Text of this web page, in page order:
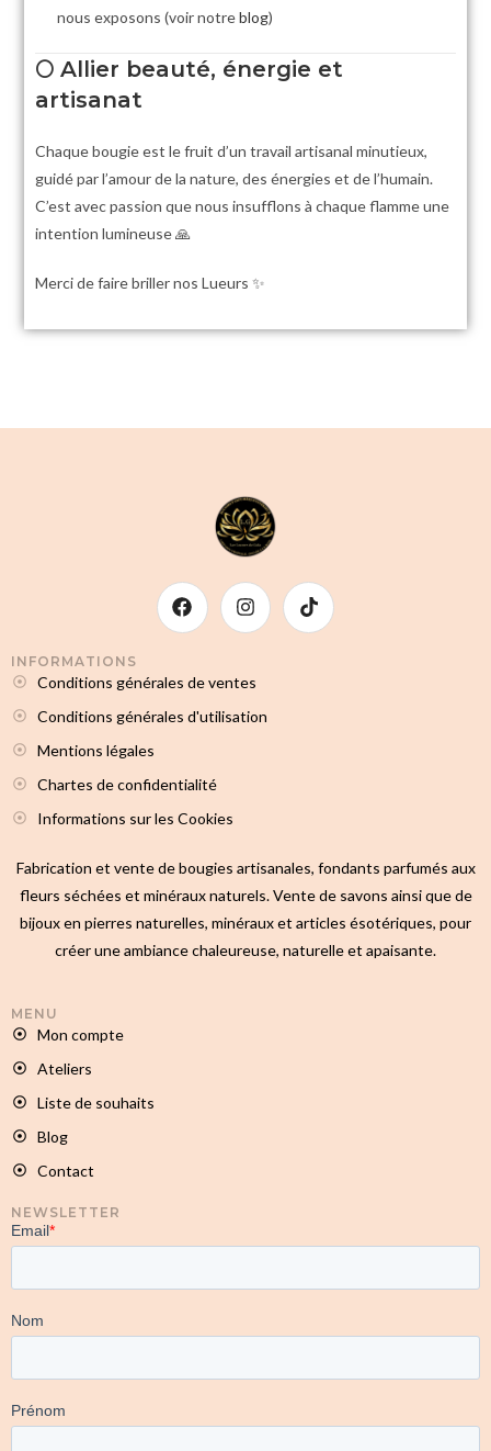
nous exposons (voir notreblog)
🌕Allier beauté, énergie et
artisanat
Chaque bougie est le fruit d’un travail artisanal minutieux,
guidé par l’amour de la nature, des énergies et de l’humain.
C’est avec passion que nous insufflons à chaque flamme une
intention lumineuse 🙏
Merci de faire briller nos Lueurs ✨
INFORMATIONS
Conditions générales de ventes
Conditions générales d'utilisation
Mentions légales
Chartes de confidentialité
Informations sur les Cookies
Fabrication et vente de bougies artisanales, fondants parfumés aux
fleurs séchées et minéraux naturels. Vente de savons ainsi que de
bijoux en pierres naturelles, minéraux et articles ésotériques, pour
créer une ambiance chaleureuse, naturelle et apaisante.
MENU
Mon compte
Ateliers
Liste de souhaits
Blog
Contact
NEWSLETTER